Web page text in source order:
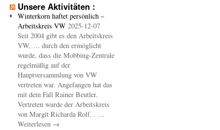
Unsere Aktivitäten :
Winterkorn haftet persönlich –
Arbeitskreis VW 2025-12-07
Seit 2004 gibt es den Arbeitskreis
VW, … durch den ermöglicht
wurde, dass die Mobbing-Zentrale
regelmäßig auf der
Hauptversammlung von VW
vertreten war. Angefangen hat das
mit dem Fall Rainer Beutler.
Vertreten wurde der Arbeitskreis
von Margit Richarda Rolf. . …
Weiterlesen →